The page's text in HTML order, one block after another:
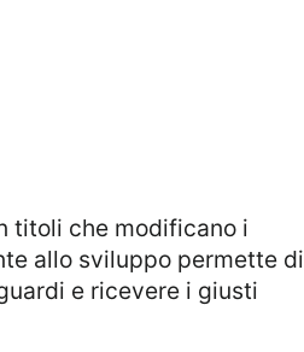
allo sviluppo permette di
e ricevere i giusti